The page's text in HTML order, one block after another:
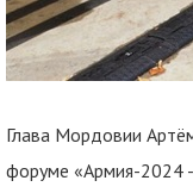
Глава Мордовии
форуме «Армия-2024 -